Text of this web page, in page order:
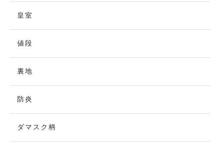
皇室
値段
裏地
防炎
ダマスク柄